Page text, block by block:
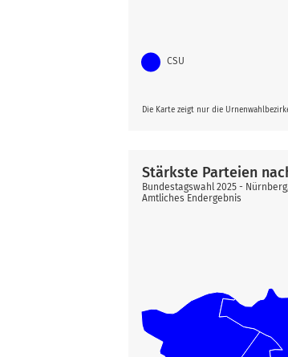
Die Karte zeigt nur die
CSU
Stärkste Parteien
Bundestagswahl 2025 -
Amtliches Endergebnis